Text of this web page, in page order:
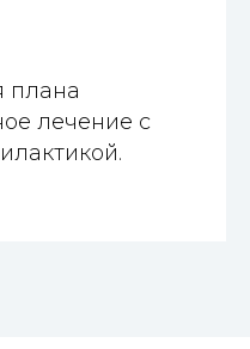
плана
лечение с